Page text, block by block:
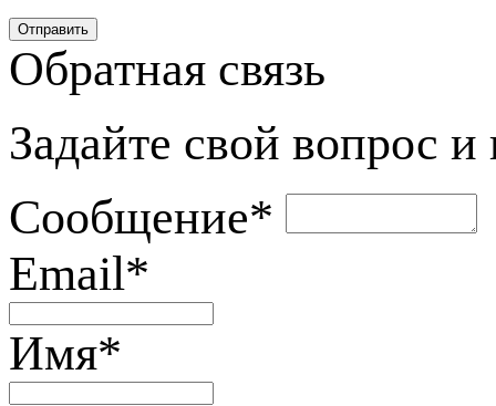
Обратная связь
Задайте свой вопрос
Сообщение*
Email*
Имя*